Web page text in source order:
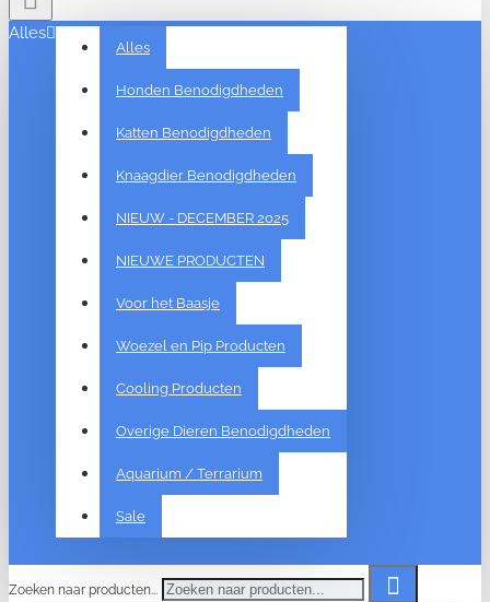
Alles
Alles
Honden Benodigdheden
Katten Benodigdheden
Knaagdier Benodigdheden
NIEUW - DECEMBER 2025
NIEUWE PRODUCTEN
Voor het Baasje
Woezel en Pip Producten
Cooling Producten
Overige Dieren Benodigdheden
Aquarium / Terrarium
Sale
Zoeken naar producten...